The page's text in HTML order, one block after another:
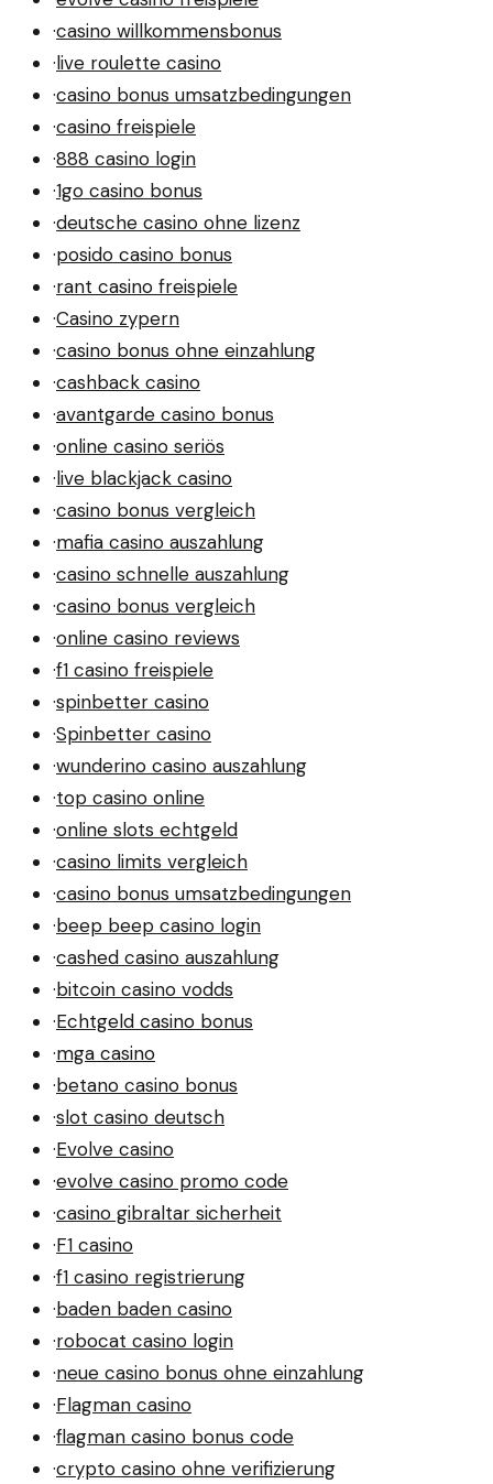
·casino willkommensbonus
·live roulette casino
·casino bonus umsatzbedingungen
·casino freispiele
·888 casino login
·1go casino bonus
·deutsche casino ohne lizenz
·posido casino bonus
·rant casino freispiele
·Casino zypern
·casino bonus ohne einzahlung
·cashback casino
·avantgarde casino bonus
·online casino seriös
·live blackjack casino
·casino bonus vergleich
·mafia casino auszahlung
·casino schnelle auszahlung
·casino bonus vergleich
·online casino reviews
·f1 casino freispiele
·spinbetter casino
·Spinbetter casino
·wunderino casino auszahlung
·top casino online
·online slots echtgeld
·casino limits vergleich
·casino bonus umsatzbedingungen
·beep beep casino login
·cashed casino auszahlung
·bitcoin casino vodds
·Echtgeld casino bonus
·mga casino
·betano casino bonus
·slot casino deutsch
·Evolve casino
·evolve casino promo code
·casino gibraltar sicherheit
·F1 casino
·f1 casino registrierung
·baden baden casino
·robocat casino login
·neue casino bonus ohne einzahlung
·Flagman casino
·flagman casino bonus code
·crypto casino ohne verifizierung